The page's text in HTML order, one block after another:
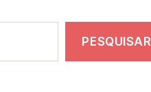
PESQUISAR